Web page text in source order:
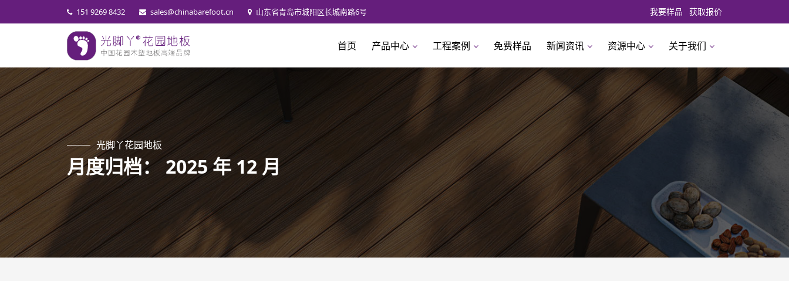
151 9269 8432 sales@chinabarefoot.cn 山东省青岛市城阳区长城南路6号 我要样品 获取报价
首页 产品中心 工程案例 免费样品 新闻资讯 资源中心 关于我们
光脚丫花园地板
月度归档：2025 年 12 月